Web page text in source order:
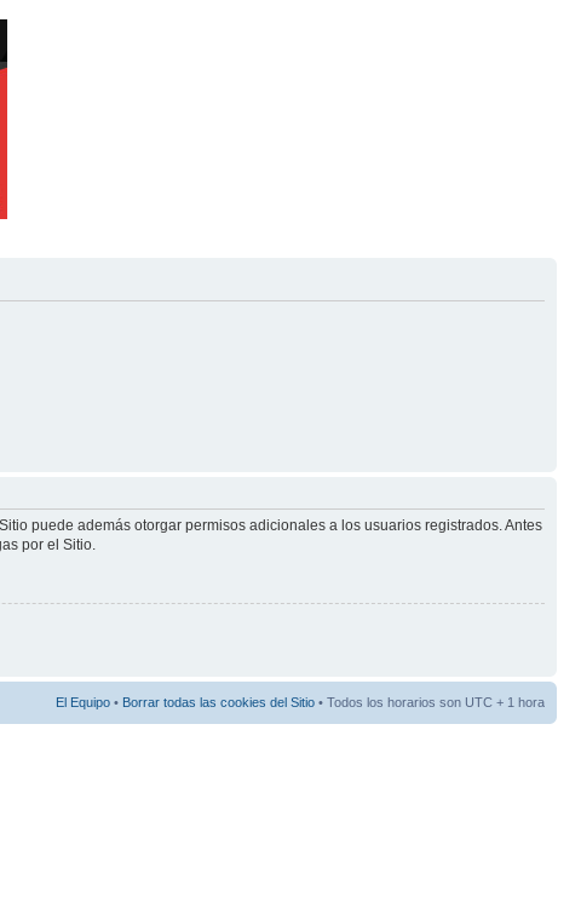
puede además otorgar permisos adicionales a los usuarios registrados. Antes
por el Sitio.
El Equipo • Borrar todas las cookies del Sitio • Todos los horarios son UTC + 1 hora